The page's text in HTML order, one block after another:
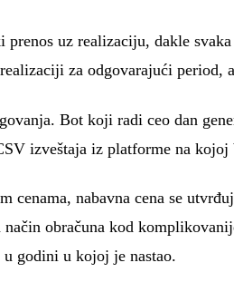
uz realizaciju, dakle
za odgovarajući
Bot koji radi ceo dan
izveštaja iz platforme na kojoj
cenama, nabavna cena se
obračuna kod
godini u kojoj je nastao.